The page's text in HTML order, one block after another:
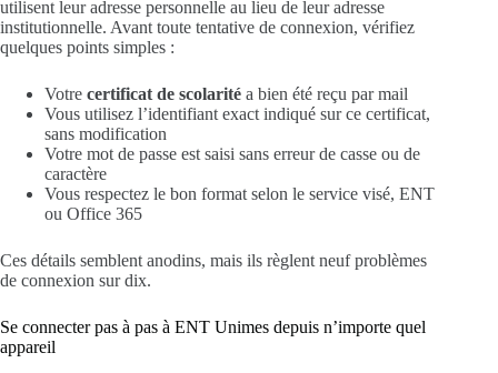
utilisent leur adresse personnelle au lieu de leur adresse
institutionnelle. Avant toute tentative de connexion, vérifiez
quelques points simples :
Votre certificat de scolarité a bien été reçu par mail
Vous utilisez l’identifiant exact indiqué sur ce certificat,
sans modification
Votre mot de passe est saisi sans erreur de casse ou de
caractère
Vous respectez le bon format selon le service visé, ENT
ou Office 365
Ces détails semblent anodins, mais ils règlent neuf problèmes
de connexion sur dix.
Se connecter pas à pas à ENT Unimes depuis n’importe quel
appareil